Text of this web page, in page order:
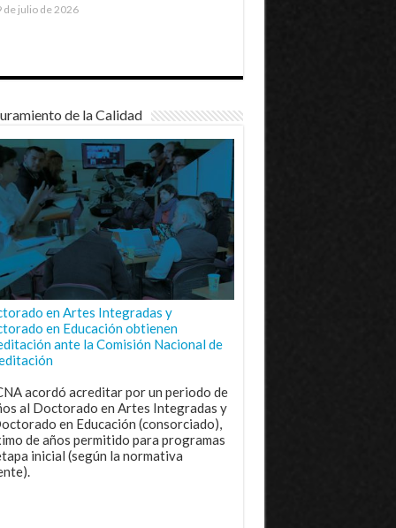
de julio de 2026
de la Calidad
en Artes Integradas y
en Educación obtienen
ante la Comisión Nacional de
acordó acreditar por un periodo de
al Doctorado en Artes Integradas y
en Educación (consorciado),
de años permitido para programas
inicial (según la normativa